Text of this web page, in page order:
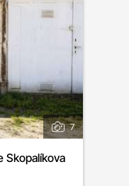
7
Skopalíkova